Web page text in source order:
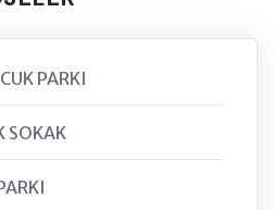
PARKI
SOKAK